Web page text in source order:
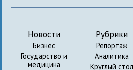
Новости
Бизнес
Государство и
медицина
Рубрики
Репортаж
Аналитика
Круглый стол